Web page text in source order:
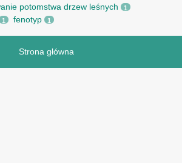
potomstwa drzew leśnych 1
1 fenotyp 1
Strona główna